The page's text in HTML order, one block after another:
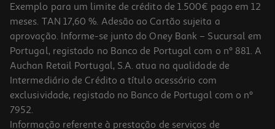
Exemplo para um limite de crédito de 1.500€ pago em 12
meses. TAN 17,60 %. Adesão ao Cartão sujeita a
aprovação. Informe-se junto do Oney Bank – Sucursal em
Portugal, registado no Banco de Portugal com o nº 881. A
Auchan Retail Portugal, S.A. atua na qualidade de
Intermediário de Crédito a título acessório com
exclusividade, registado no Banco de Portugal com o nº
7952.
Informação referente à prestação de serviços de